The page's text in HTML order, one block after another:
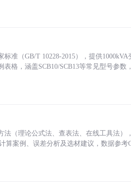
准（GB/T 10228-2015），提供
格，涵盖SCB10/SCB13等常见型号参数
（理论公式法、查表法、在线工具法）
算案例、误差分析及选材建议，数据参考